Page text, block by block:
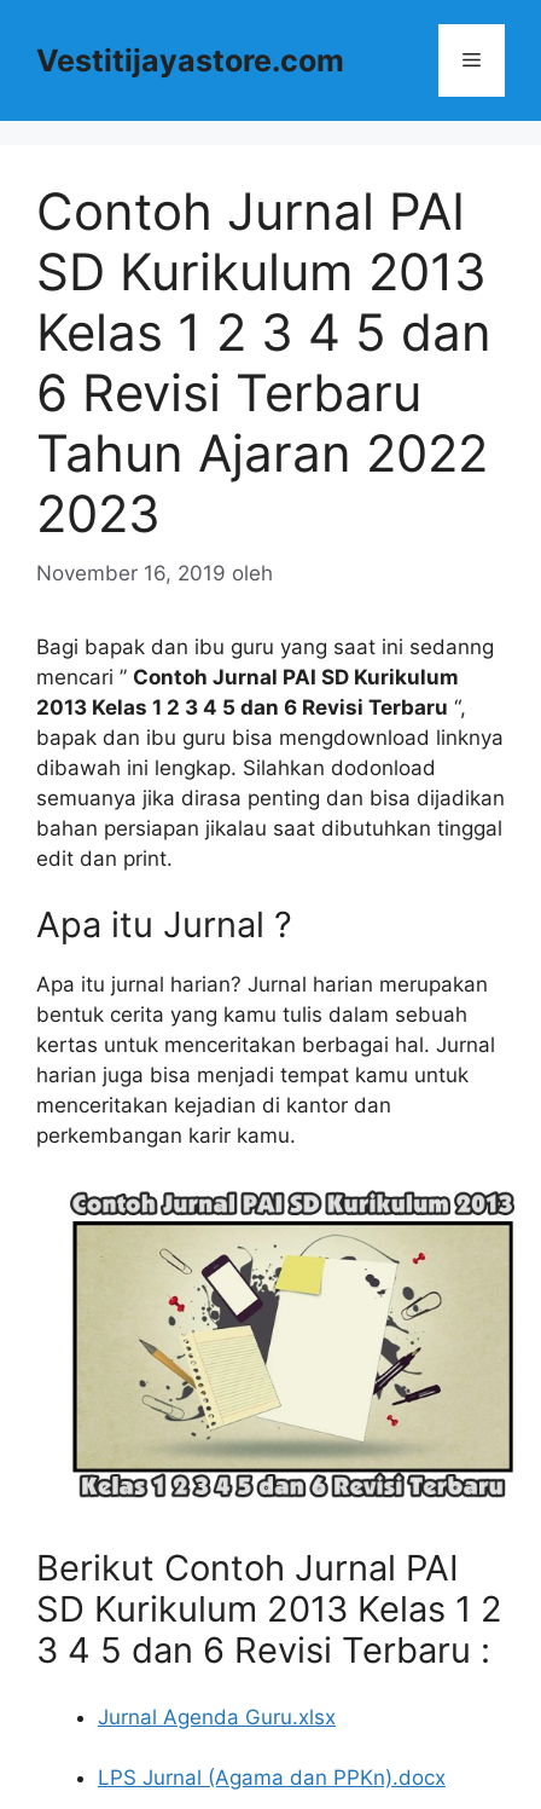
Vestitijayastore.com Menu
Contoh Jurnal PAI
SD Kurikulum 2013
Kelas 1 2 3 4 5 dan
6 Revisi Terbaru
Tahun Ajaran 2022
2023
November 16, 2019 oleh
Bagi bapak dan ibu guru yang saat ini sedanng
mencari ” Contoh Jurnal PAI SD Kurikulum
2013 Kelas 1 2 3 4 5 dan 6 Revisi Terbaru “,
bapak dan ibu guru bisa mengdownload linknya
dibawah ini lengkap. Silahkan dodonload
semuanya jika dirasa penting dan bisa dijadikan
bahan persiapan jikalau saat dibutuhkan tinggal
edit dan print.
Apa itu Jurnal ?
Apa itu jurnal harian? Jurnal harian merupakan
bentuk cerita yang kamu tulis dalam sebuah
kertas untuk menceritakan berbagai hal. Jurnal
harian juga bisa menjadi tempat kamu untuk
menceritakan kejadian di kantor dan
perkembangan karir kamu.
Berikut Contoh Jurnal PAI
SD Kurikulum 2013 Kelas 1 2
3 4 5 dan 6 Revisi Terbaru :
Jurnal Agenda Guru.xlsx
LPS Jurnal (Agama dan PPKn).docx